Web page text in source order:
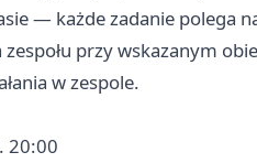
— każde zadanie polega
przy wskazanym
w zespole.
20:00